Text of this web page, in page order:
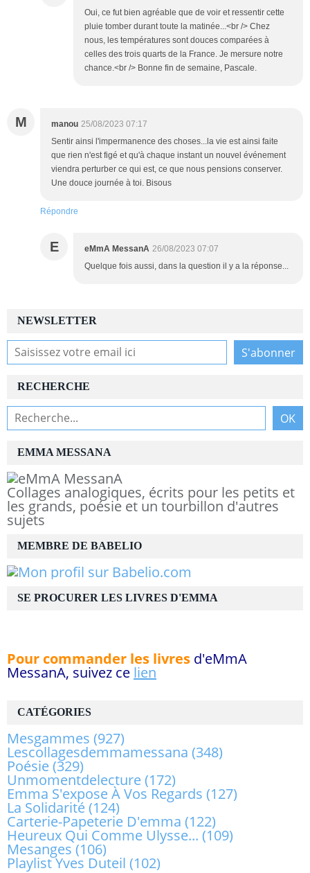
Oui, ce fut bien agréable que de voir et ressentir cette
pluie tomber durant toute la matinée...<br /> Chez
nous, les températures sont douces comparées à
celles des trois quarts de la France. Je mersure notre
chance.<br /> Bonne fin de semaine, Pascale.
M manou 25/08/2023 07:17
Sentir ainsi l'impermanence des choses...la vie est ainsi faite
que rien n'est figé et qu'à chaque instant un nouvel événement
viendra perturber ce qui est, ce que nous pensions conserver.
Une douce journée à toi. Bisous
Répondre
E eMmA MessanA 26/08/2023 07:07
Quelque fois aussi, dans la question il y a la réponse...
NEWSLETTER
RECHERCHE
EMMA MESSANA
Collages analogiques, écrits pour les petits et
les grands, poésie et un tourbillon d'autres
sujets
CATÉGORIES
Mesgammes (927)
Lescollagesdemmamessana (348)
Poésie(329)
Unmomentdelecture(172)
Emma S'expose À Vos Regards (127)
La Solidarité(124)
Carterie-Papeterie D'emma (122)
Heureux Qui Comme Ulysse... (109)
Mesanges (106)
Playlist Yves Duteil (102)
MEMBRE DE BABELIO
SE PROCURER LES LIVRES D'EMMA
Pour commander les livres d'eMmA
MessanA, suivez ce lien